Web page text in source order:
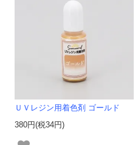
ＵＶレジン用着色剤 ゴールド
380円(税34円)